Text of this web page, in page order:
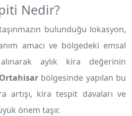
Nedir?
bulunduğu lokasyon,
amacı ve bölgedeki emsal
aylık kira değerinin
Ortahisarbölgesinde yapılan bu
artışı, kira tespit davaları ve
önem taşır.